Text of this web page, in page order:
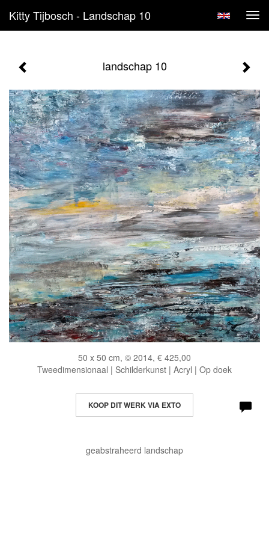
Kitty Tijbosch - Landschap 10
landschap 10
50 x 50 cm, © 2014, € 425,00
Tweedimensionaal | Schilderkunst | Acryl | Op doek
KOOP DIT WERK VIA EXTO
geabstraheerd landschap